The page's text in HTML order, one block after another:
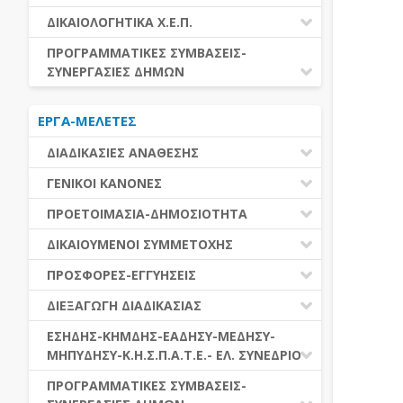
ΕΚΤΕΛΕΣΗ ΥΠΗΡΕΣΙΩΝ
ΕΚΤΕΛΕΣΗ ΠΡΟΜΗΘΕΙΩΝ
ΕΑΑΔΗΣΥ
ΕΑΔΗΣΥ
ΕΛ.ΣΥΝΕΔΡΙΟ
ΕΣΗΔΗΣ
ΔΙΚΑΙΟΛΟΓΗΤΙΚΑ Χ.Ε.Π.
ΔΙΚΑΙΟΛΟΓΗΤΙΚΑ Χ.Ε.Π.
ΠΡΟΓΡΑΜΜΑΤΙΚΕΣ ΣΥΜΒΑΣΕΙΣ-
ΣΥΝΕΡΓΑΣΙΕΣ ΔΗΜΩΝ
ΔΙΕΘΝΕΣ ΚΑΙ ΕΥΡΩΠΑΙΚΟ ΕΠΙΠΕΔΟ
ΠΡΟΓΡΑΜΜΑΤΙΚΕΣ ΣΥΜΒΑΣΕΙΣ
ΕΡΓΑ-ΜΕΛΕΤΕΣ
ΔΙΑΔΙΚΑΣΙΕΣ ΑΝΑΘΕΣΗΣ
ΔΙΑΔΙΚΑΣΙΕΣ ΑΝΑΘΕΣΗΣ
ΣΥΓΚΕΝΤΡΩΤΙΚΕΣ ΔΙΑΔΙΚΑΣΙΕΣ
ΑΝΑΘΕΣΗΣ
ΠΙΝΑΚΕΣ ΔΗΜΟΣΝΕΤ
ΓΕΝΙΚΟΙ ΚΑΝΟΝΕΣ
ΠΕΔΙΟ ΕΦΑΡΜΟΓΗΣ-ΕΝΑΡΞΗ ΙΣΧΥΟΣ
ΗΛΕΚΤΡΟΝΙΚΑ ΜΕΣΑ
ΓΕΝΙΚΕΣ ΑΡΧΕΣ ΚΑΙ ΚΑΝΟΝΕΣ
ΑΞΙΑ ΣΥΜΒΑΣΗΣ
ΕΙΔΗ ΣΥΜΒΑΣΕΩΝ
ΔΙΑΦΟΡΑ
ΠΡΟΕΤΟΙΜΑΣΙΑ-ΔΗΜΟΣΙΟΤΗΤΑ
ΓΝΩΜΟΔΟΤΙΚΑ ΟΡΓΑΝΑ-ΕΠΙΤΡΟΠΕΣ
ΠΡΟΕΤΟΙΜΑΣΙΑ
ΕΓΓΡΑΦΑ ΤΗΣ ΣΥΜΒΑΣΗΣ
ΔΗΜΟΣΙΕΥΣΕΙΣ
ΕΝΑΡΞΗ-ΠΡΟΘΕΣΜΙΕΣ
ΔΙΚΑΙΟΥΜΕΝΟΙ ΣΥΜΜΕΤΟΧΗΣ
ΔΙΚΑΙΟΥΜΕΝΟΙ ΣΥΜΜΕΤΟΧΗΣ
ΚΡΙΤΗΡΙΑ ΕΠΙΛΟΓΗΣ
ΛΟΓΟΙ ΑΠΟΚΛΕΙΣΜΟΥ
ΔΙΚΑΙΟΛΟΓΗΤΙΚΑ ΛΟΓΩΝ
ΑΠΟΚΛΕΙΣΜΟΥ & ΚΡΙΤΗΡΙΩΝ
ΕΠΙΛΟΓΗΣ
ΕΕΕΣ
ΠΡΟΣΦΟΡΕΣ-ΕΓΓΥΗΣΕΙΣ
ΕΓΓΥΗΣΕΙΣ
ΠΡΟΣΦΟΡΕΣ
ΔΙΕΞΑΓΩΓΗ ΔΙΑΔΙΚΑΣΙΑΣ
ΑΞΙΟΛΟΓΗΣΗ ΚΑΙ ΑΝΑΘΕΣΗ
ΑΠΟΤΕΛΕΣΜΑ ΔΙΑΔΙΚΑΣΙΑΣ
ΠΡΟΣΦΥΓΕΣ-ΕΝΣΤΑΣΕΙΣ
ΕΣΗΔΗΣ-ΚΗΜΔΗΣ-ΕΑΔΗΣΥ-ΜΕΔΗΣΥ-
ΜΗΠΥΔΗΣΥ-Κ.Η.Σ.Π.Α.Τ.Ε.- ΕΛ. ΣΥΝΕΔΡΙΟ
ΕΑΑΔΗΣΥ
ΠΡΟΓΡΑΜΜΑΤΙΚΕΣ ΣΥΜΒΑΣΕΙΣ-